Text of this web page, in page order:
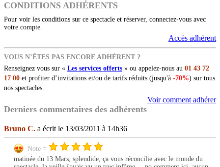
CONDITIONS ADHÉRENTS
Pour voir les conditions sur ce spectacle et réserver, connectez-vous avec
votre compte.
Accès adhérent
VOUS N’ÊTES PAS ENCORE ADHÉRENT ?
Renseignez vous sur « Les services offerts » ou appelez-nous au 01 43 72
17 00 et profiter d’invitations et/ou de tarifs réduits (jusqu'à -70%) sur tous
nos spectacles.
Voir comment adhérer
Derniers commentaires des adhérents
Bruno C. a écrit le 13/03/2011 à 14h36
Note =
matinée du 13 Mars, splendide, ça vous réconcilie avec le monde du